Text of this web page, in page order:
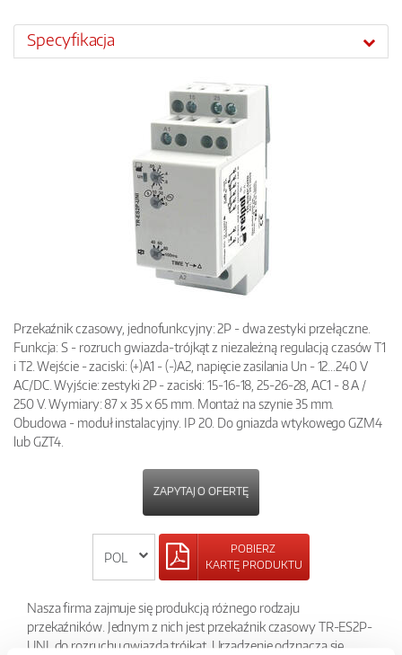
Specyfikacja
Przekaźnik czasowy, jednofunkcyjny: 2P - dwa zestyki przełączne.
Funkcja: S - rozruch gwiazda-trójkąt z niezależną regulacją czasów T1
i T2. Wejście - zaciski: (+)A1 - (-)A2, napięcie zasilania Un - 12...240 V
AC/DC. Wyjście: zestyki 2P - zaciski: 15-16-18, 25-26-28, AC1 - 8 A /
250 V. Wymiary: 87 x 35 x 65 mm. Montaż na szynie 35 mm.
Obudowa - moduł instalacyjny. IP 20. Do gniazda wtykowego GZM4
lub GZT4.
ZAPYTAJ O OFERTĘ
POBIERZ
KARTĘ PRODUKTU
Nasza firma zajmuje się produkcją różnego rodzaju
przekaźników. Jednym z nich jest przekaźnik czasowy TR-ES2P-
UNI, do rozruchu gwiazda trójkąt. Urządzenie odznacza się